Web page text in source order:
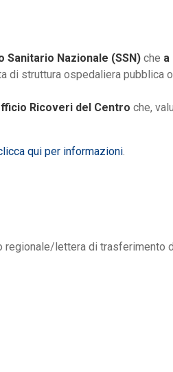
Sanitario Nazionale (SSN) che a
di struttura ospedaliera pubblica
Ricoveri del Centro che,
qui per informazioni.
regionale/lettera di trasferimento